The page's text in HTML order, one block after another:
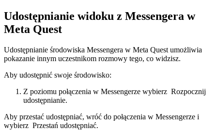
Udostępnianie widoku z Messengera w
Meta Quest
Udostępnianie środowiska Messengera w Meta Quest umożliwia
pokazanie innym uczestnikom rozmowy tego, co widzisz.
Aby udostępnić swoje środowisko:
Z poziomu połączenia w Messengerze wybierz Rozpocznij
udostępnianie.
Aby przestać udostępniać, wróć do połączenia w Messengerze i
wybierz Przestań udostępniać.